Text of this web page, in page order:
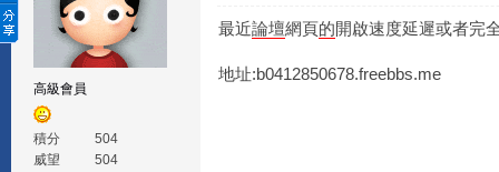
高級會員
積分
504
威望
504
最近論壇網頁的開啟速度延遲或者完
地址:b0412850678.freebbs.me